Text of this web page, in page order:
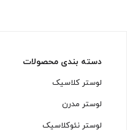
دسته بندی محصولات
لوستر کلاسیک
لوستر مدرن
لوستر نئوکلاسیک